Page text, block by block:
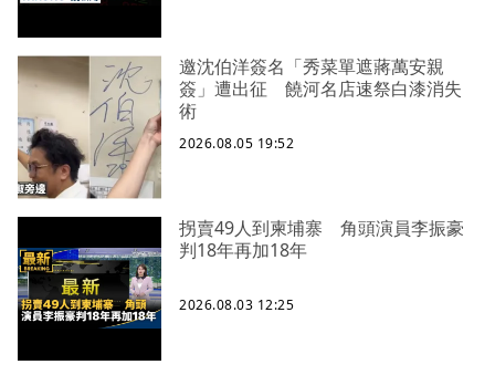
邀沈伯洋簽名「秀菜單遮蔣萬安親
簽」遭出征 饒河名店速祭白漆消失
術
2026.08.05 19:52
拐賣49人到柬埔寨 角頭演員李振豪
判18年再加18年
2026.08.03 12:25